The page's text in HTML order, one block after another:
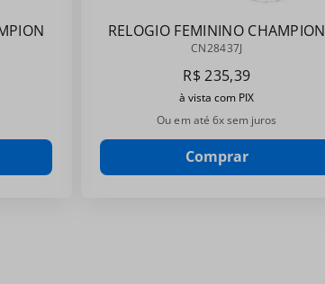
RELOGIO FEMININO CHAMPION
CN28437J
CN28437J
R$ 235,39
à vista com PIX
Ou em até 6x sem juros
Comprar